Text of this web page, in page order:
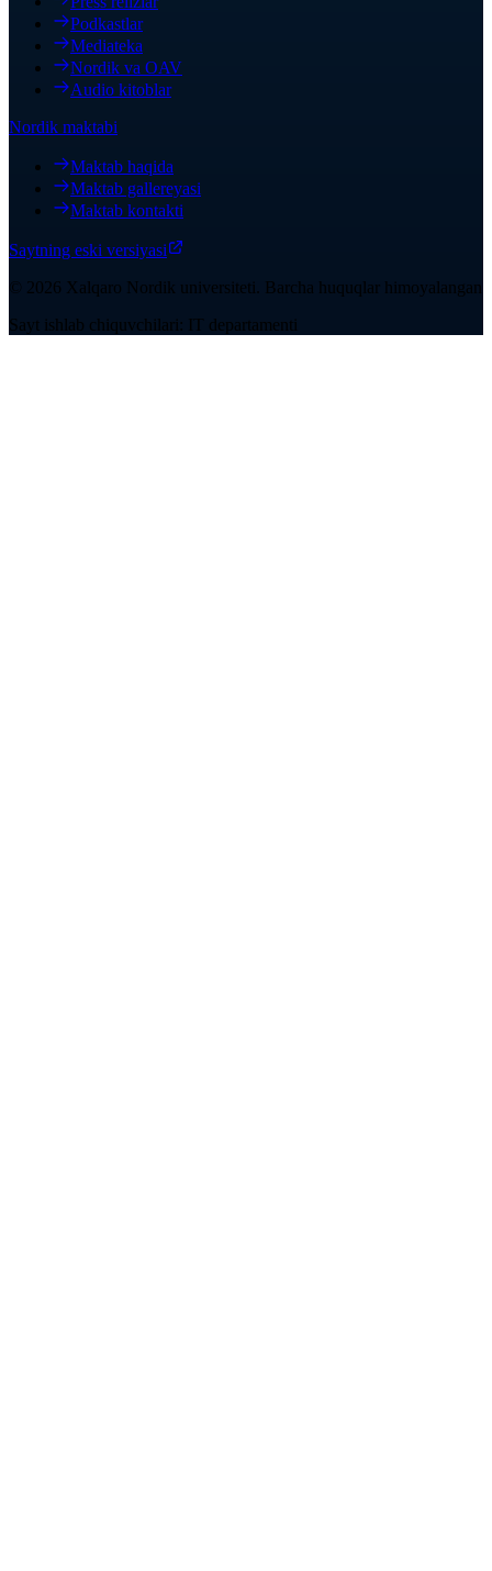
Podkastlar
Mediateka
Nordik va OAV
Audio kitoblar
Nordik maktabi
Maktab haqida
Maktab gallereyasi
Maktab kontakti
Saytning eski versiyasi
© 2026 Xalqaro Nordik universiteti. Barcha huquqlar himoyalangan
Sayt ishlab chiquvchilari: IT departamenti